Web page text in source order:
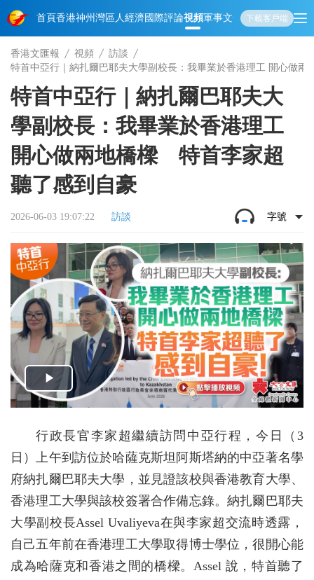
首頁香港神州 灣區人經濟國際評論視頻軍事文化 娛樂生活教育體
下載客戶端
香港文匯報 視頻
訪談
特首中亞行｜納扎爾巴耶夫大學副校長：我畢業於香港理工 開心做
特首中亞行｜納扎爾巴耶夫大
學副校長：我畢業於香港理工
開心做兩地橋樑 特首李家超
聽了感到自豪
2026-06-03 19:07:22 訪談 字號
行政長官李家超繼續訪問中亞行程，今日（3
日）上午到訪位於哈薩克斯坦阿斯塔納的中亞著名學
府納扎爾巴耶夫大學，並見證該校與香港教育大學、
香港理工大學與該校簽署合作備忘錄。納扎爾巴耶夫
大學副校長Assel Uvaliyeva在與李家超交流時透露，
自己五年前在香港理工大學取得博士學位，很開心能
成為哈薩克和香港之間的橋樑。Assel 說，特首聽了